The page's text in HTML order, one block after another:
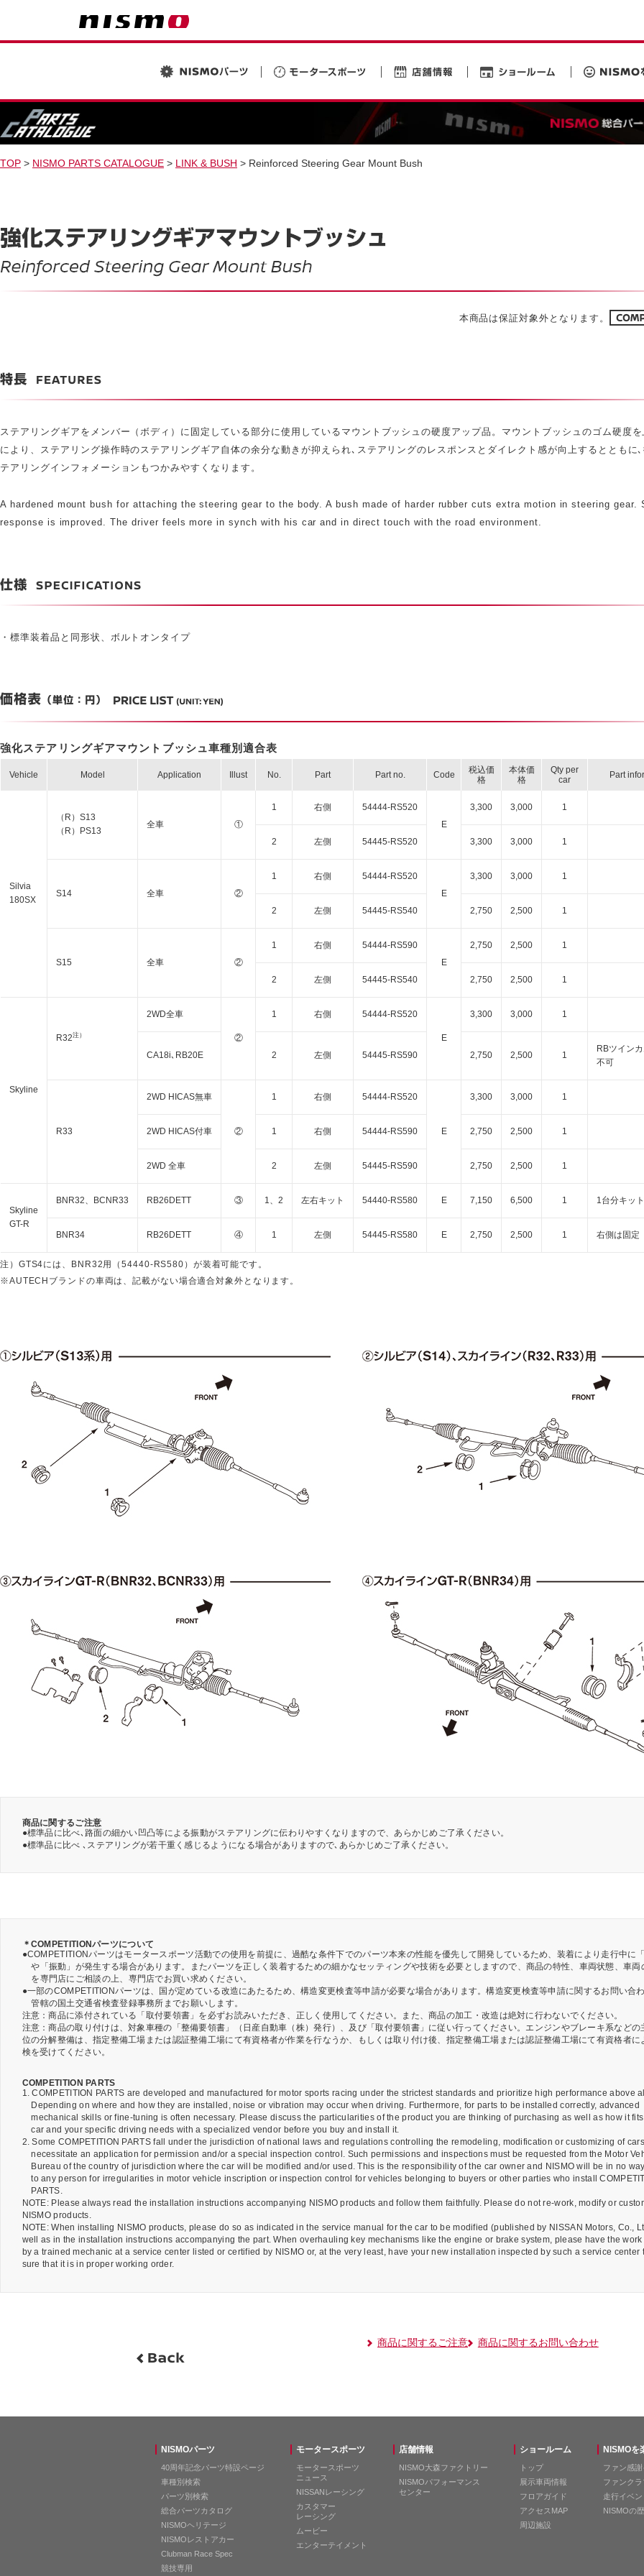
TOP > NISMO PARTS CATALOGUE > LINK & BUSH > Reinforced Steering Gear Mount Bush
本商品は保証対象外となります。
ステアリングギアをメンバー（ボディ）に固定している部分に使用しているマウントブッシュの硬度アップ品。マウントブッシュのゴム硬度を
により、ステアリング操作時のステアリングギア自体の余分な動きが抑えられ､ステアリングのレスポンスとダイレクト感が向上するとともに､
テアリングインフォメーションもつかみやすくなります。
A hardened mount bush for attaching the steering gear to the body. A bush made of harder rubber cuts extra motion in steering gear.
response is improved. The driver feels more in synch with his car and in direct touch with the road environment.
・標準装着品と同形状、ボルトオンタイプ
強化ステアリングギアマウントブッシュ車種別適合表
Vehicle Model Application Illust No. Part Part no. Code
税込価
格
本体価
格
Qty per
car
Part
Silvia
180SX
（R）S13
（R）PS13
全車 ①
1 右側
54444-RS520
E
3,300 3,000 1
2 左側 54445-RS520 3,300 3,000 1
S14 全車 ②
1 右側
54444-RS520
E
3,300 3,000 1
2 左側 54445-RS540 2,750 2,500 1
S15 全車 ②
1 右側
54444-RS590
E
2,750 2,500 1
2 左側 54445-RS540 2,750 2,500 1
Skyline
R32注）
2WD全車
②
1 右側 54444-RS520
E
3,300 3,000 1
CA18i､RB20E 2 左側 54445-RS590 2,750 2,500 1
RBツイン
不可
R33
2WD HICAS無車
②
1 右側 54444-RS520
E
3,300 3,000 1
2WD HICAS付車 1 右側 54444-RS590 2,750 2,500 1
2WD 全車 2 左側 54445-RS590 2,750 2,500 1
Skyline
GT-R
BNR32、BCNR33 RB26DETT ③ 1、2 左右キット 54440-RS580 E 7,150 6,500 1 1台分キット
BNR34 RB26DETT ④ 1 左側 54445-RS580 E 2,750 2,500 1 右側は固定
注）GTS4には、BNR32用（54440-RS580）が装着可能です。
※AUTECHブランドの車両は、記載がない場合適合対象外となります。
商品に関するご注意
●標準品に比べ､路面の細かい凹凸等による振動がステアリングに伝わりやすくなりますので、あらかじめご了承ください。
●標準品に比べ ､ステアリングが若干重く感じるようになる場合がありますので､あらかじめご了承ください。
＊COMPETITIONパーツについて
●COMPETITIONパーツはモータースポーツ活動での使用を前提に、過酷な条件下でのパーツ本来の性能を優先して開発しているため、装着により走行中に「
や「振動」が発生する場合があります。またパーツを正しく装着するための細かなセッティングや技術を必要としますので、商品の特性、車両状態、車両
を専門店にご相談の上、専門店でお買い求めください。
●一部のCOMPETITIONパーツは、国が定めている改造にあたるため、構造変更検査等申請が必要な場合があります。構造変更検査等申請に関するお問い合
管轄の国土交通省検査登録事務所までお願いします。
注意：商品に添付されている「取付要領書」を必ずお読みいただき、正しく使用してください。また、商品の加工・改造は絶対に行わないでください。
注意：商品の取り付けは、対象車種の「整備要領書」（日産自動車（株）発行）、及び「取付要領書」に従い行ってください。エンジンやブレーキ系などの
位の分解整備は、指定整備工場または認証整備工場にて有資格者が作業を行なうか、もしくは取り付け後、指定整備工場または認証整備工場にて有資格者に
検を受けてください。
COMPETITION PARTS
1. COMPETITION PARTS are developed and manufactured for motor sports racing under the strictest standards and prioritize high performance above
Depending on where and how they are installed, noise or vibration may occur when driving. Furthermore, for parts to be installed correctly, advanced
mechanical skills or fine-tuning is often necessary. Please discuss the particularities of the product you are thinking of purchasing as well as how it
car and your specific driving needs with a specialized vendor before you buy and install it.
2. Some COMPETITION PARTS fall under the jurisdiction of national laws and regulations controlling the remodeling, modification or customizing of
necessitate an application for permission and/or a special inspection control. Such permissions and inspections must be requested from the Motor
Bureau of the country of jurisdiction where the car will be modified and/or used. This is the responsibility of the car owner and NISMO will be in no
to any person for irregularities in motor vehicle inscription or inspection control for vehicles belonging to buyers or other parties who install
PARTS.
NOTE: Please always read the installation instructions accompanying NISMO products and follow them faithfully. Please do not re-work, modify or
NISMO products.
NOTE: When installing NISMO products, please do so as indicated in the service manual for the car to be modified (published by NISSAN Motors, Co.,
well as in the installation instructions accompanying the part. When overhauling key mechanisms like the engine or brake system, please have the work
by a trained mechanic at a service center listed or certified by NISMO or, at the very least, have your new installation inspected by such a service center
sure that it is in proper working order.
商品に関するご注意 商品に関するお問い合わせ
NISMOパーツ
40周年記念パーツ特設ページ
車種別検索
パーツ別検索
総合パーツカタログ
NISMOヘリテージ
NISMOレストアカー
Clubman Race Spec
競技専用
モータースポーツ
モータースポーツ
ニュース
NISSANレーシング
カスタマー
レーシング
ムービー
エンターテイメント
店舗情報
NISMO大森ファクトリー
NISMOパフォーマンス
センター
ショールーム
トップ
展示車両情報
フロアガイド
アクセスMAP
周辺施設
NISMOを
ファン感謝
ファンクラ
走行イベン
NISMOの